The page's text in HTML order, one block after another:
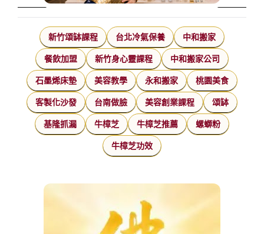
新竹頌缽課程 台北冷氣保養 中和搬家
餐飲加盟 新竹身心靈課程 中和搬家公司
石墨烯床墊 美容教學 永和搬家 桃園美食
客製化沙發 台南做臉 美容創業課程 頌缽
基隆抓漏 牛樟芝 牛樟芝推薦 螺螄粉
牛樟芝功效